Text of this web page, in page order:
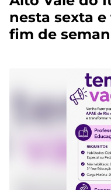
nesta sexta
fim de